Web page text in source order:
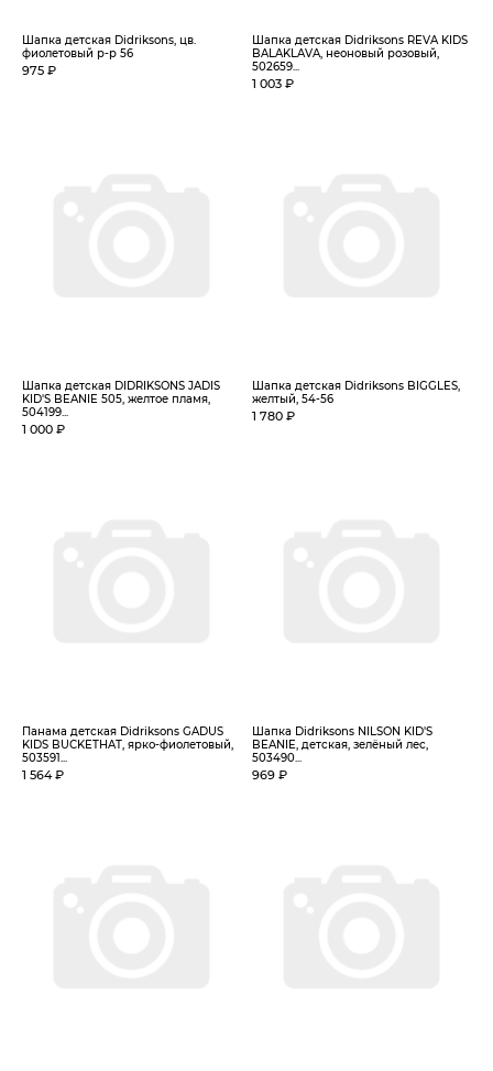
Шапка детская Didriksons, цв.
фиолетовый р-р 56
975 ₽
Шапка детская Didriksons REVA KIDS
BALAKLAVA, неоновый розовый,
502659...
1 003 ₽
Шапка детская DIDRIKSONS JADIS
KID'S BEANIE 505, желтое пламя,
504199...
1 000 ₽
Шапка детская Didriksons BIGGLES,
желтый, 54-56
1 780 ₽
Панама детская Didriksons GADUS
KIDS BUCKETHAT, ярко-фиолетовый,
503591...
1 564 ₽
Шапка Didriksons NILSON KID'S
BEANIE, детская, зелёный лес,
503490...
969 ₽